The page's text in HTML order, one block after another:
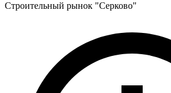
Строительный рынок "Серково"